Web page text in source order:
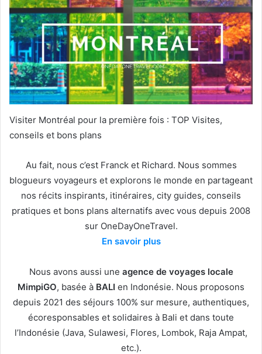
Visiter Montréal pour la première fois : TOP Visites,
conseils et bons plans
Au fait, nous c’est Franck et Richard. Nous sommes
blogueurs voyageurs et explorons le monde en partageant
nos récits inspirants, itinéraires, city guides, conseils
pratiques et bons plans alternatifs avec vous depuis 2008
sur OneDayOneTravel.
En savoir plus
Nous avons aussi une agence de voyages locale
MimpiGO, basée à BALI en Indonésie. Nous proposons
depuis 2021 des séjours 100% sur mesure, authentiques,
écoresponsables et solidaires à Bali et dans toute
l’Indonésie (Java, Sulawesi, Flores, Lombok, Raja Ampat,
etc.).